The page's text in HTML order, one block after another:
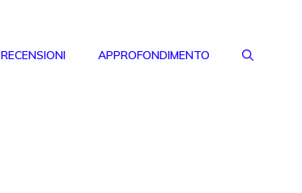
RECENSIONI APPROFONDIMENTO